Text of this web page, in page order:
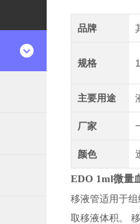
品牌
规格
主要用途
厂家
颜色
EDO 1ml微量
移液管适用于
取移液体积。